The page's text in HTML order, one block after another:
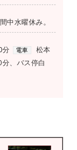
中水曜休み。
分 電車
松本
、バス停白